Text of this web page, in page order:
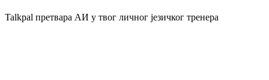
Talkpal претвара АИ у твог личног језичког тренера